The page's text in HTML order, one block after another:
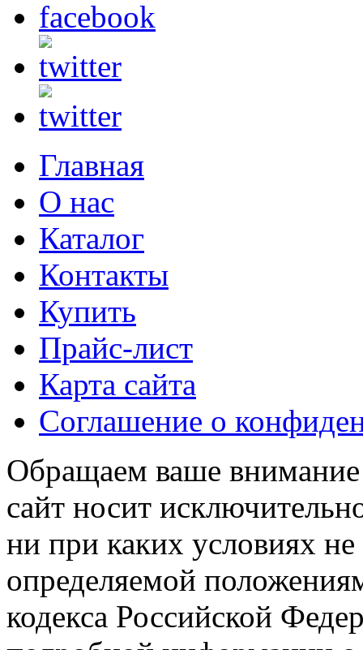
Главная
О нас
Каталог
Контакты
Купить
Прайс-лист
Карта сайта
Соглашение о
Обращаем ваше
сайт носит
ни при каких условиях
определяемой
кодекса Российской